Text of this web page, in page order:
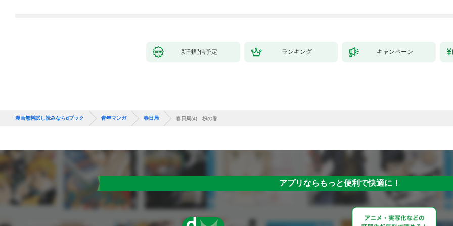
新刊配信予定 ランキング キャンペーン
漫画無料試し読みならdブック 青年マンガ 春日局 春日局(4) 枳の巻
アプリならもっと便利で快適に！